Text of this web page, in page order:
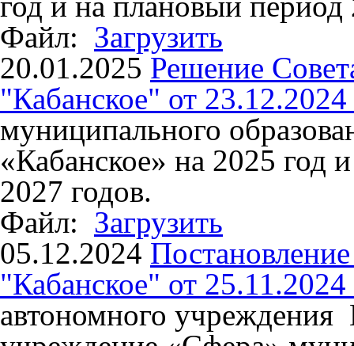
Файл: Загрузить
20.01.2025 Решение
"Кабанское" от
муниципального
«Кабанское» на 2025 год
2027 годов.
Файл: Загрузить
05.12.2024
"Кабанское" от
автономного